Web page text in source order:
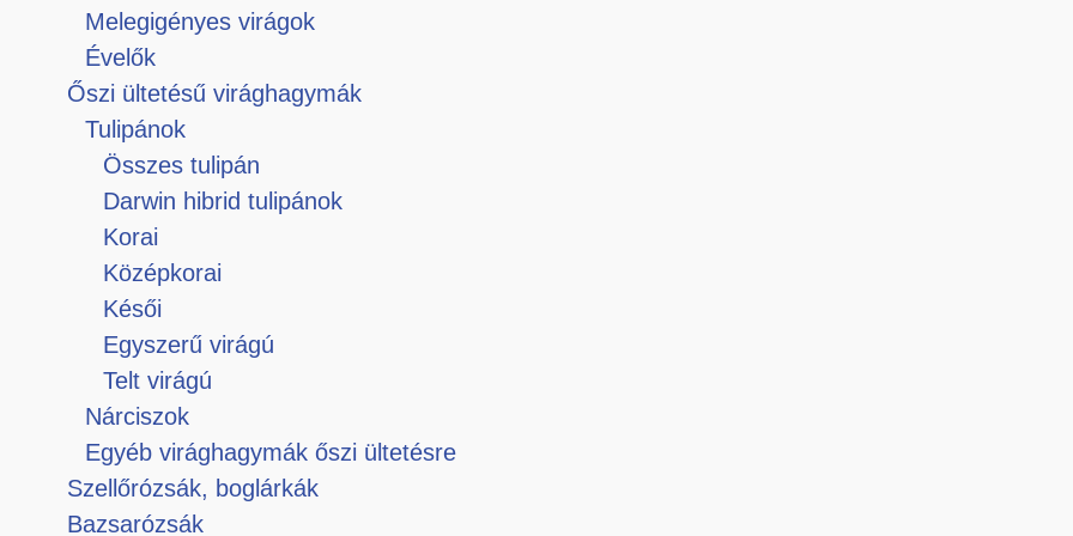
Melegigényes virágok
Évelők
Őszi ültetésű virághagymák
Tulipánok
Összes tulipán
Darwin hibrid tulipánok
Korai
Középkorai
Késői
Egyszerű virágú
Telt virágú
Nárciszok
Egyéb virághagymák őszi ültetésre
Szellőrózsák, boglárkák
Bazsarózsák